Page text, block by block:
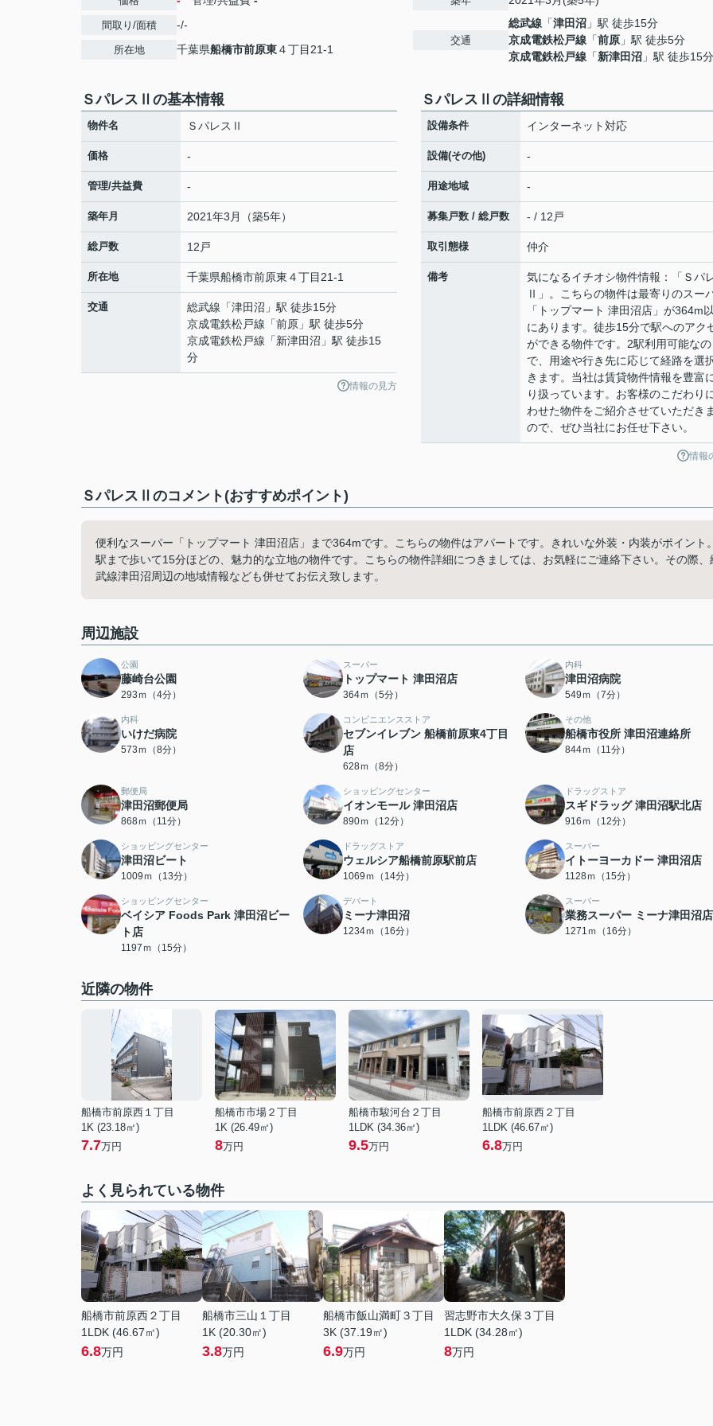
間取り/面積 -/-
所在地 千葉県船橋市前原東４丁目21-1
交通
総武線 「津田沼 」駅 徒歩15分
京成電鉄松戸線 「前原 」駅 徒歩5分
京成電鉄松戸線 「新津田沼 」駅 徒歩15分
ＳパレスⅡの基本情報
物件名 ＳパレスⅡ
価格 -
管理/共益費 -
築年月 2021年3月（築5年）
総戸数 12戸
所在地 千葉県船橋市前原東 ４丁目21-1
交通 総武線 「津田沼 」駅 徒歩15分
京成電鉄松戸線 「前原 」駅 徒歩5分
京成電鉄松戸線 「新津田沼 」駅 徒歩15
分
情報の見方
ＳパレスⅡの詳細情報
設備条件 インターネット対応
設備(その他) -
用途地域 -
募集戸数 / 総戸数 - / 12戸
取引態様 仲介
備考
気になるイチオシ物件情報：「Ｓパ
Ⅱ」。こちらの物件は最寄りのスー
「トップマート 津田沼店」が364m
にあります。徒歩15分で駅へのアク
ができる物件です。2駅利用可能なの
で、用途や行き先に応じて経路を選
きます。当社は賃貸物件情報を豊富
り扱っています。お客様のこだわり
わせた物件をご紹介させていただき
ので、ぜひ当社にお任せ下さい。
情報
ＳパレスⅡのコメント(おすすめポイント)
便利なスーパー「トップマート 津田沼店」まで364mです。こちらの物件はアパートです。きれいな外装・内装がポイント。
駅まで歩いて15分ほどの、魅力的な立地の物件です。こちらの物件詳細につきましては、お気軽にご連絡下さい。その際、
武線津田沼周辺の地域情報なども併せてお伝え致します。
周辺施設
公園
藤崎台公園
293ｍ（4分）
スーパー
トップマート 津田沼店
364ｍ（5分）
内科
津田沼病院
549ｍ（7分）
内科
いけだ病院
573ｍ（8分）
コンビニエンスストア
セブンイレブン 船橋前原東4丁目
店
628ｍ（8分）
その他
船橋市役所 津田沼連絡所
844ｍ（11分）
郵便局
津田沼郵便局
868ｍ（11分）
ショッピングセンター
イオンモール 津田沼店
890ｍ（12分）
ドラッグストア
スギドラッグ 津田沼駅北店
916ｍ（12分）
ショッピングセンター
津田沼ビート
1009ｍ（13分）
ドラッグストア
ウェルシア船橋前原駅前店
1069ｍ（14分）
スーパー
イトーヨーカドー 津田沼店
1128ｍ（15分）
ショッピングセンター
ベイシア Foods Park 津田沼ビー
ト店
1197ｍ（15分）
デパート
ミーナ津田沼
1234ｍ（16分）
スーパー
業務スーパー ミーナ津田沼店
1271ｍ（16分）
近隣の物件
船橋市前原西１丁目
1K (23.18㎡)
7.7万円
船橋市市場２丁目
1K (26.49㎡)
8万円
船橋市駿河台２丁目
1LDK (34.36㎡)
9.5万円
船橋市前原西２丁目
1LDK (46.67㎡)
6.8万円
よく見られている物件
船橋市前原西２丁目
1LDK (46.67㎡)
6.8万円
船橋市三山１丁目
1K (20.30㎡)
3.8万円
船橋市飯山満町３丁目
3K (37.19㎡)
6.9万円
習志野市大久保３丁目
1LDK (34.28㎡)
8万円